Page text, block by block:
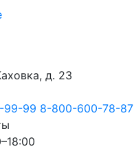
д. 23
99-99 8-800-600-78-87